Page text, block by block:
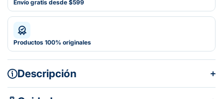
Envío gratis desde $599
Productos 100% originales
Descripción